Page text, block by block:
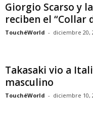
Giorgio Scarso y
reciben el “Collar
TouchéWorld - diciembre 20,
Takasaki vio a
masculino
TouchéWorld - diciembre 10,